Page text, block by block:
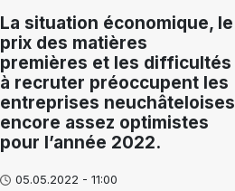
La situation économique, le
prix des matières
premières et les difficultés
à recruter préoccupent les
entreprises neuchâteloises
encore assez optimistes
pour l’année 2022.
05.05.2022 - 11:00